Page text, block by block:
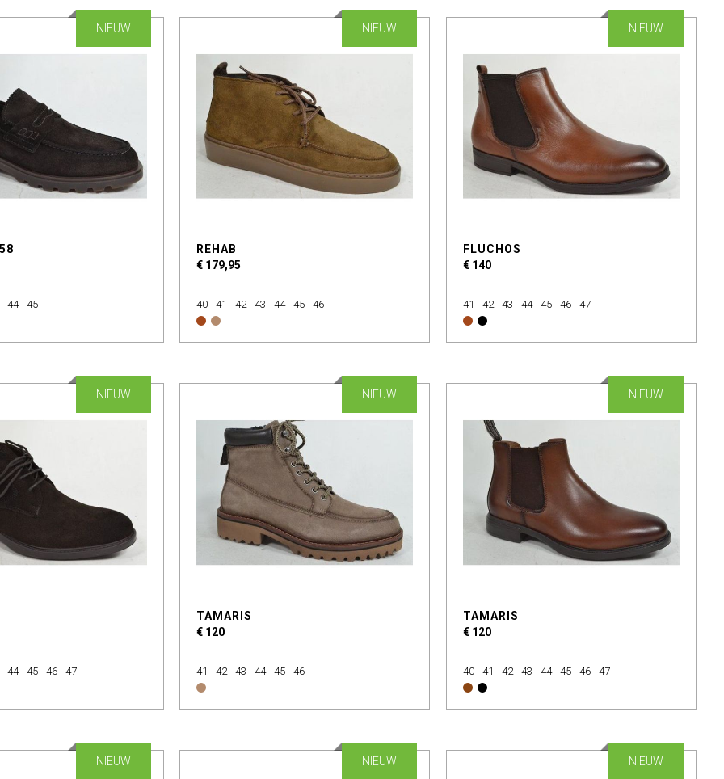
NIEUW
44 45
REHAB
€ 179,95
NIEUW
40 41 42 43 44 45 46
FLUCHOS
€ 140
NIEUW
41 42 43 44 45 46 47
NIEUW
44 45 46 47
TAMARIS
€ 120
NIEUW
41 42 43 44 45 46
TAMARIS
€ 120
NIEUW
40 41 42 43 44 45 46 47
NIEUW NIEUW NIEUW